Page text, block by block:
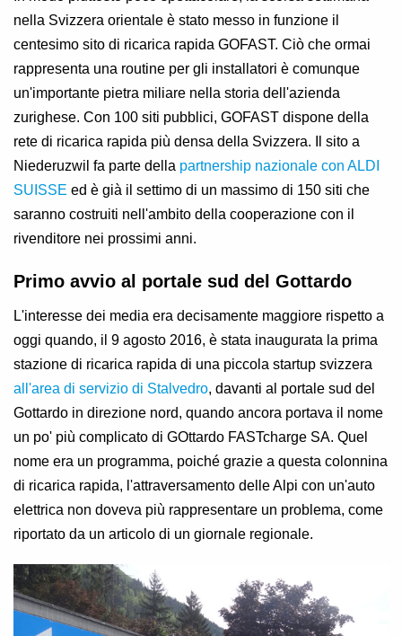
nella Svizzera orientale è stato messo in funzione il
centesimo sito di ricarica rapida GOFAST. Ciò che ormai
rappresenta una routine per gli installatori è comunque
un'importante pietra miliare nella storia dell'azienda
zurighese. Con 100 siti pubblici, GOFAST dispone della
rete di ricarica rapida più densa della Svizzera. Il sito a
Niederuzwil fa parte della partnership nazionale con ALDI
SUISSE ed è già il settimo di un massimo di 150 siti che
saranno costruiti nell'ambito della cooperazione con il
rivenditore nei prossimi anni.
Primo avvio al portale sud del Gottardo
L'interesse dei media era decisamente maggiore rispetto a
oggi quando, il 9 agosto 2016, è stata inaugurata la prima
stazione di ricarica rapida di una piccola startup svizzera
all'area di servizio di Stalvedro, davanti al portale sud del
Gottardo in direzione nord, quando ancora portava il nome
un po' più complicato di GOttardo FASTcharge SA. Quel
nome era un programma, poiché grazie a questa colonnina
di ricarica rapida, l'attraversamento delle Alpi con un'auto
elettrica non doveva più rappresentare un problema, come
riportato da un articolo di un giornale regionale.